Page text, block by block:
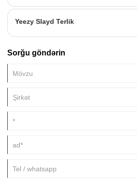
materiallara diqqət yetirirlər.
Yeezy Slayd Terlik
Sorğu göndərin